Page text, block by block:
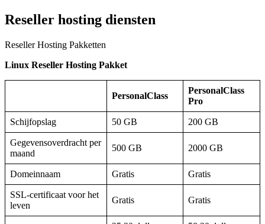
Reseller hosting diensten
Reseller Hosting Pakketten
Linux Reseller Hosting Pakket
PersonalClass
PersonalClass
Pro
Schijfopslag 50 GB 200 GB
Gegevensoverdracht per
maand
500 GB 2000 GB
Domeinnaam Gratis Gratis
SSL-certificaat voor het
leven
Gratis Gratis